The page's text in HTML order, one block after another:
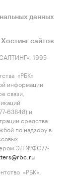
данных
Хостинг сайтов
1995-
«РБК»
информации
связи,
63848) и
средства
по надзору в
ЭЛ №ФС77-
«РБК».